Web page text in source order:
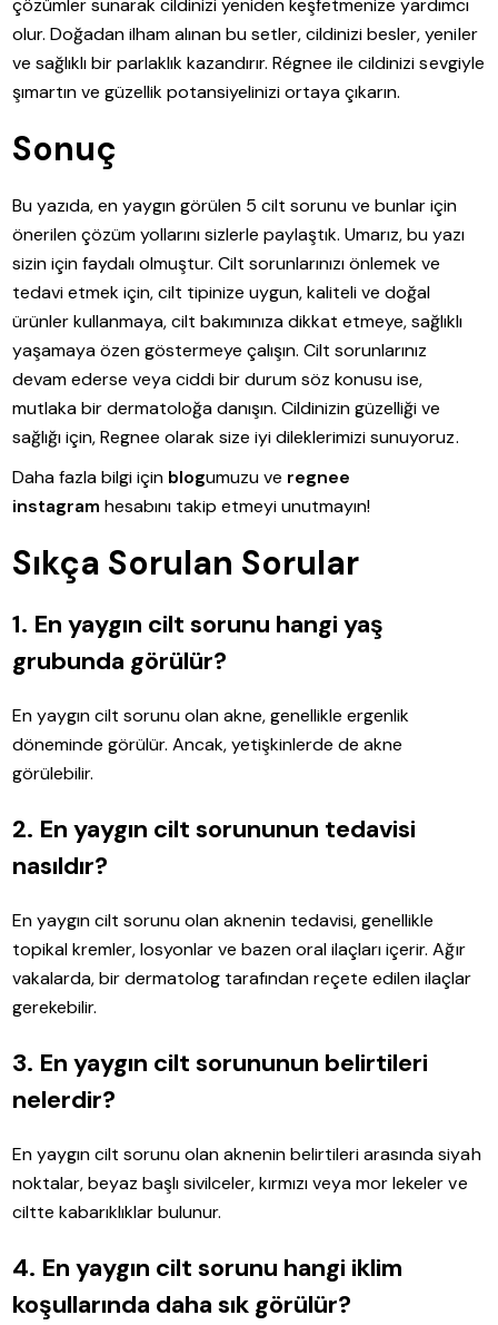
çözümler sunarak cildinizi yeniden keşfetmenize yardımcı
olur. Doğadan ilham alınan bu setler, cildinizi besler, yeniler
ve sağlıklı bir parlaklık kazandırır. Régnee ile cildinizi sevgiyle
şımartın ve güzellik potansiyelinizi ortaya çıkarın.
Sonuç
Bu yazıda, en yaygın görülen 5 cilt sorunu ve bunlar için
önerilen çözüm yollarını sizlerle paylaştık. Umarız, bu yazı
sizin için faydalı olmuştur. Cilt sorunlarınızı önlemek ve
tedavi etmek için, cilt tipinize uygun, kaliteli ve doğal
ürünler kullanmaya, cilt bakımınıza dikkat etmeye, sağlıklı
yaşamaya özen göstermeye çalışın. Cilt sorunlarınız
devam ederse veya ciddi bir durum söz konusu ise,
mutlaka bir dermatoloğa danışın. Cildinizin güzelliği ve
sağlığı için, Regnee olarak size iyi dileklerimizi sunuyoruz.
Daha fazla bilgi için blogumuzu ve regnee
instagram hesabını takip etmeyi unutmayın!
Sıkça Sorulan Sorular
1. En yaygın cilt sorunu hangi yaş
grubunda görülür?
En yaygın cilt sorunu olan akne, genellikle ergenlik
döneminde görülür. Ancak, yetişkinlerde de akne
görülebilir.
2. En yaygın cilt sorununun tedavisi
nasıldır?
En yaygın cilt sorunu olan aknenin tedavisi, genellikle
topikal kremler, losyonlar ve bazen oral ilaçları içerir. Ağır
vakalarda, bir dermatolog tarafından reçete edilen ilaçlar
gerekebilir.
3. En yaygın cilt sorununun belirtileri
nelerdir?
En yaygın cilt sorunu olan aknenin belirtileri arasında siyah
noktalar, beyaz başlı sivilceler, kırmızı veya mor lekeler ve
ciltte kabarıklıklar bulunur.
4. En yaygın cilt sorunu hangi iklim
koşullarında daha sık görülür?